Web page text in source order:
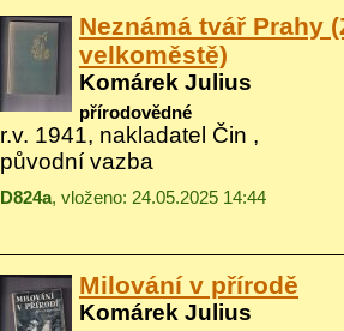
Neznámá tvář Prahy
velkoměstě)
Komárek Julius
přírodovědné
r.v. 1941, nakladatel Čin ,
původní vazba
D824a, vloženo: 24.05.2025 14:44
Milování v přírodě
Komárek Julius